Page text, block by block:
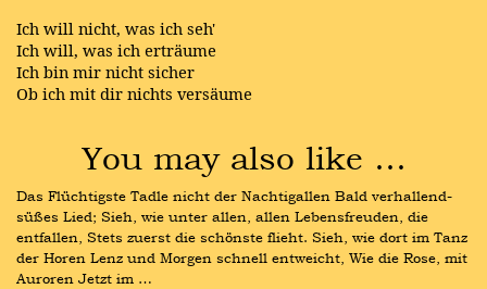
Ich will nicht, was ich seh'
Ich will, was ich erträume
Ich bin mir nicht sicher
Ob ich mit dir nichts versäume
You may also like …
Das Flüchtigste Tadle nicht der Nachtigallen Bald verhallend-
süßes Lied; Sieh, wie unter allen, allen Lebensfreuden, die
entfallen, Stets zuerst die schönste flieht. Sieh, wie dort im Tanz
der Horen Lenz und Morgen schnell entweicht, Wie die Rose, mit
Auroren Jetzt im …